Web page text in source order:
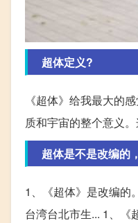
超体定义?
《超体》给我最大的
质和宇宙的整个意义。
超体是不是改编的
1、《超体》是改编的
台湾台北市生... 1、《